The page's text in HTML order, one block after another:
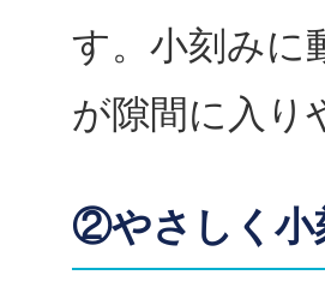
す。小刻みに
が隙間に入り
②やさしく小